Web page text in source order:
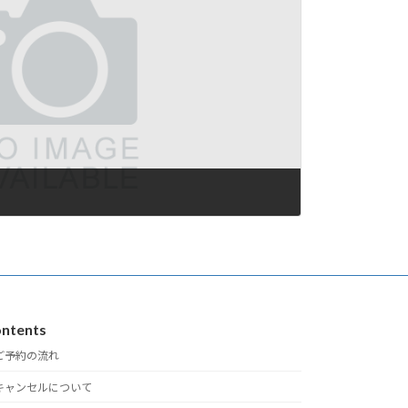
予約の流れ
ャンセルについて